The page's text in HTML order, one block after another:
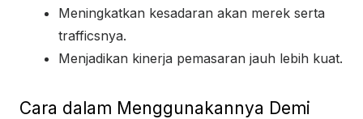
Meningkatkan kesadaran akan merek serta
trafficsnya.
Menjadikan kinerja pemasaran jauh lebih kuat.
Cara dalam Menggunakannya Demi